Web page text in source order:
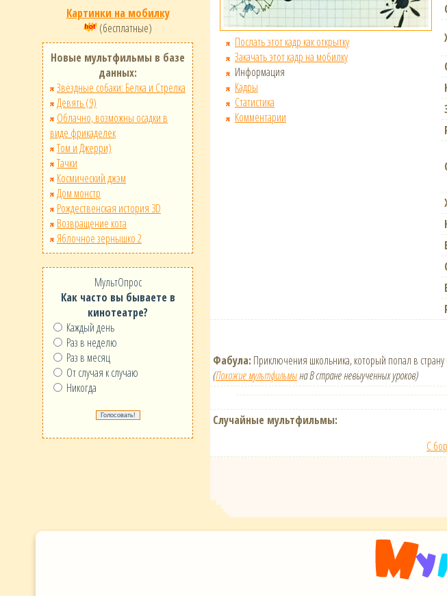
Картинки на мобилку
(бесплатные)
Новые мультфильмы в базе
данных:
Звёздные собаки: Белка и Стрелка
Девять (9)
Облачно, возможны осадки в
виде фрикаделек
Том и Джерри)
Тачки
Космический джэм
Дом монстр
Рождественская история 3D
Возвращение кота
Яблочное зернышко 2
МультОпрос
Как часто вы бываете в
кинотеатре?
Каждый день
Раз в неделю
Раз в месяц
От случая к случаю
Никогда
Послать этот кадр как открытку
Закачать этот кадр на мобилку
Информация
Кадры
Статистика
Комментарии
Фабула: Приключения школьника, который попал в
(Похожие мультфильмына В стране невыученных уроков)
Случайные мультфильмы:
С